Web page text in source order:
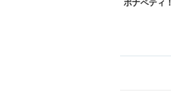
ボナペティ！